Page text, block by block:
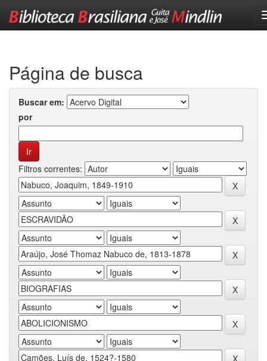
Página de busca
Buscar em:
por
Filtros correntes: